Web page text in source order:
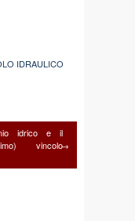
IDRAULICO
idrico e il
vincolo→